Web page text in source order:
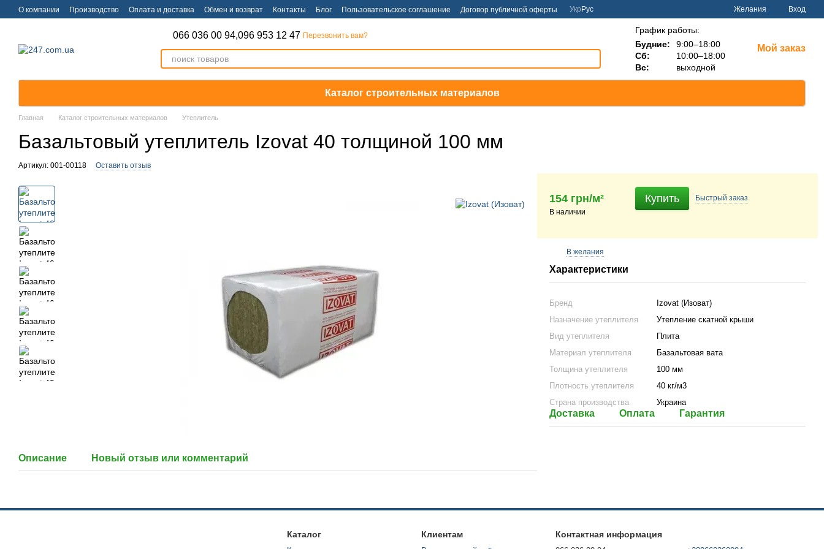
Перейти к основному контенту
О компании Производство Оплата и доставка Обмен и возврат Контакты Блог Пользовательское соглашение Договор публичной оферты Укр Рус Желания Вход
066 036 00 94,096 953 12 47 Перезвонить вам?
График работы:
Будние:
9:00–18:00
Сб:
10:00–18:00
Вс:
выходной
Мой заказ
Каталог строительных материалов
Главная Каталог строительных материалов Утеплитель
Базальтовый утеплитель Izovat 40 толщиной 100 мм
Артикул: 001-00118 Оставить отзыв
Описание Новый отзыв или комментарий
154 грн/м²
В наличии
Купить Быстрый заказ
В желания
Характеристики
Бренд
Izovat (Изоват)
Назначение утеплителя
Утепление скатной крыши
Вид утеплителя
Плита
Материал утеплителя
Базальтовая вата
Толщина утеплителя
100 мм
Плотность утеплителя
40 кг/м3
Страна производства
Украина
Доставка Оплата Гарантия
Каталог Клиентам Контактная информация